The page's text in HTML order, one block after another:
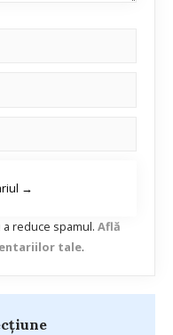
reduce spamul. Află
tale.